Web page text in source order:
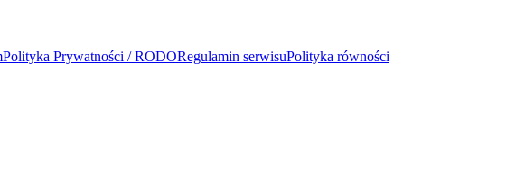
Polityka Prywatności / RODORegulamin serwisuPolityka równości